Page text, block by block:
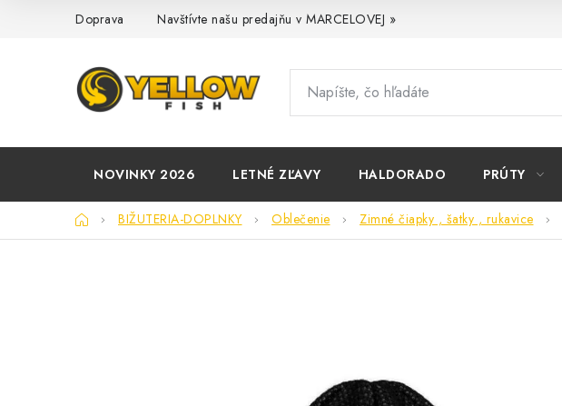
Doprava Navštívte našu predajňu v MARCELOVEJ »
NOVINKY 2026 LETNÉ ZĽAVY HALDORADO PRÚTY
DomovBIŽUTERIA-DOPLNKY Oblečenie Zimné čiapky , šatky , rukavice